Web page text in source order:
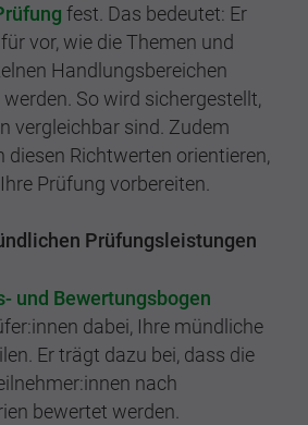
fest. Das bedeutet: Er
vor, wie die Themen und
Handlungsbereichen
So wird sichergestellt,
vergleichbar sind. Zudem
diesen Richtwerten orientieren,
Prüfung vorbereiten.
Prüfungsleistungen
und Bewertungsbogen
dabei, Ihre mündliche
Er trägt dazu bei, dass die
nach
bewertet werden.